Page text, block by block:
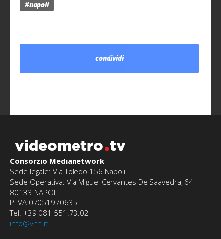
#napoli
condividi
videometro tv
Consorzio Medianetwork
Sede legale: Via Toledo 156 Napoli
Sede Operativa: Via Miguel Cervantes De Saavedra, 64 -
80133 NAPOLI
P.IVA 07051970635
Tel. +39 081 551.73.02
info@vnn.it